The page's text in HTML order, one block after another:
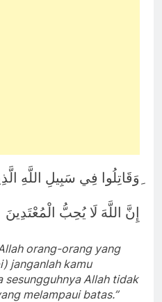
ِوَقَاتِلُوا فِي سَبِيلِ اللَّهِ
إِنَّ اللَّهَ لَا يُحِبُّ الْمُعْتَدِينَ
orang-orang yang
janganlah kamu
sesungguhnya Allah tidak
melampaui batas.”